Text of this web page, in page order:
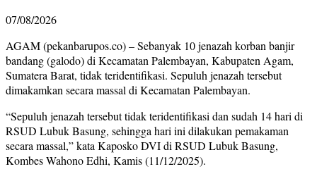
07/08/2026
AGAM (pekanbarupos.co) – Sebanyak 10 jenazah korban banjir
bandang (galodo) di Kecamatan Palembayan, Kabupaten Agam,
Sumatera Barat, tidak teridentifikasi. Sepuluh jenazah tersebut
dimakamkan secara massal di Kecamatan Palembayan.
“Sepuluh jenazah tersebut tidak teridentifikasi dan sudah 14 hari di
RSUD Lubuk Basung, sehingga hari ini dilakukan pemakaman
secara massal,” kata Kaposko DVI di RSUD Lubuk Basung,
Kombes Wahono Edhi, Kamis (11/12/2025).